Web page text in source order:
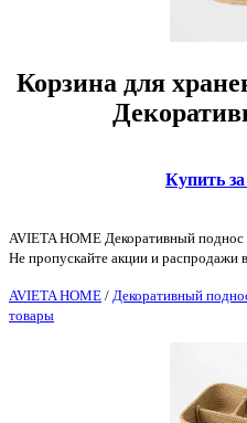
Корзина для
Купить
AVIETA HOME Декоративный
Не пропускайте акции и распродажи
AVIETA HOME / Декоративный
товары